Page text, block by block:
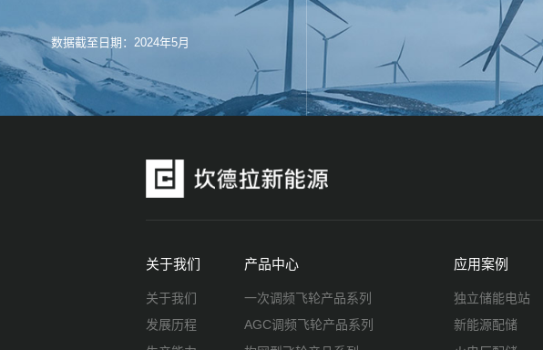
数据截至日期：2024年5月
关于我们
关于我们
发展历程
产品中心
一次调频飞轮产品系列
AGC调频飞轮产品系列
应用案例
独立储能电站
新能源配储